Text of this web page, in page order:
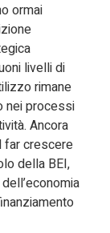
ormai
livelli di
rimane
nei processi
Ancora
far crescere
della BEI,